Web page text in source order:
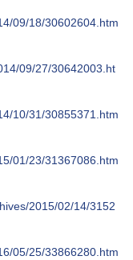
09/18/30602604.htm
09/27/30642003.ht
10/31/30855371.htm
01/23/31367086.htm
2015/02/14/3152
05/25/33866280.htm